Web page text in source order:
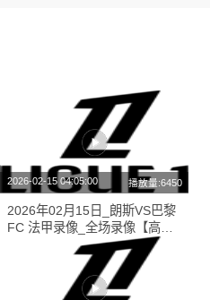
2026-02-15 04:05:00 播放量:6450
2026年02月15日_朗斯VS巴黎
FC 法甲录像_全场录像【高清